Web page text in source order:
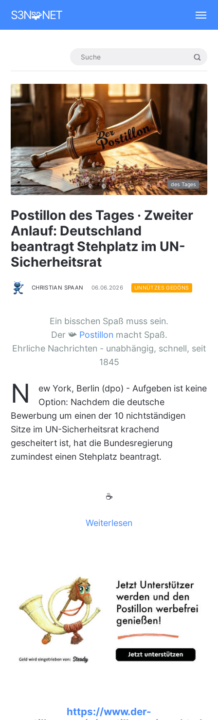
S3N🧩NET
des Tages
Postillon des Tages · Zweiter
Anlauf: Deutschland
beantragt Stehplatz im UN-
Sicherheitsrat
CHRISTIAN SPAAN 06.06.2026 UNNÜTZES GEDÖNS
Ein bisschen Spaß muss sein.
Der 📯 Postillon macht Spaß.
Ehrliche Nachrichten - unabhängig, schnell, seit
1845
N
ew York, Berlin (dpo) - Aufgeben ist keine
Option: Nachdem die deutsche
Bewerbung um einen der 10 nichtständigen
Sitze im UN-Sicherheitsrat krachend
gescheitert ist, hat die Bundesregierung
zumindest einen Stehplatz beantragt.
☕
Weiterlesen
https://www.der-